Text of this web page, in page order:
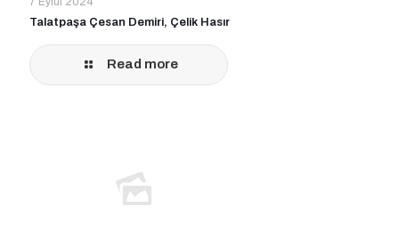
Talatpaşa Çesan Demiri, Çelik Hasır
Read more